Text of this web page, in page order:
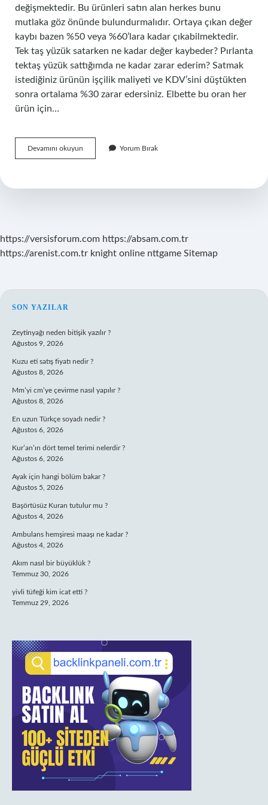
değişmektedir. Bu ürünleri satın alan herkes bunu
mutlaka göz önünde bulundurmalıdır. Ortaya çıkan değer
kaybı bazen %50 veya %60’lara kadar çıkabilmektedir.
Tek taş yüzük satarken ne kadar değer kaybeder? Pırlanta
tektaş yüzük sattığımda ne kadar zarar ederim? Satmak
istediğiniz ürünün işçilik maliyeti ve KDV’sini düştükten
sonra ortalama %30 zarar edersiniz. Elbette bu oran her
ürün için…
Devamını okuyun
Satarken
Mi
Yorum Bırak
https://versisforum.com https://absam.com.tr
https://arenist.com.tr knight online nttgame Sitemap
SIDEBAR
SON YAZILAR
Zeytinyağı neden bitişik yazılır ?
Ağustos 9, 2026
Kuzu eti satış fiyatı nedir ?
Ağustos 8, 2026
Mm’yi cm’ye çevirme nasıl yapılır ?
Ağustos 8, 2026
En uzun Türkçe soyadı nedir ?
Ağustos 6, 2026
Kur’an’ın dört temel terimi nelerdir ?
Ağustos 6, 2026
Ayak için hangi bölüm bakar ?
Ağustos 5, 2026
Başörtüsüz Kuran tutulur mu ?
Ağustos 4, 2026
Ambulans hemşiresi maaşı ne kadar ?
Ağustos 4, 2026
Akım nasıl bir büyüklük ?
Temmuz 30, 2026
yivli tüfeği kim icat etti ?
Temmuz 29, 2026